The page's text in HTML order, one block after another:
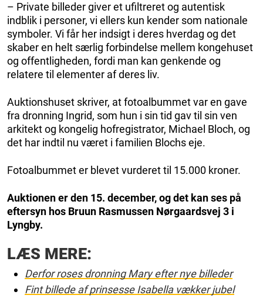
– Private billeder giver et ufiltreret og autentisk
indblik i personer, vi ellers kun kender som nationale
symboler. Vi får her indsigt i deres hverdag og det
skaber en helt særlig forbindelse mellem kongehuset
og offentligheden, fordi man kan genkende og
relatere til elementer af deres liv.
Auktionshuset skriver, at fotoalbummet var en gave
fra dronning Ingrid, som hun i sin tid gav til sin ven
arkitekt og kongelig hofregistrator, Michael Bloch, og
det har indtil nu været i familien Blochs eje.
Fotoalbummet er blevet vurderet til 15.000 kroner.
Auktionen er den 15. december, og det kan ses på
eftersyn hos Bruun Rasmussen Nørgaardsvej 3 i
Lyngby.
LÆS MERE:
Derfor roses dronning Mary efter nye billeder
Fint billede af prinsesse Isabella vækker jubel